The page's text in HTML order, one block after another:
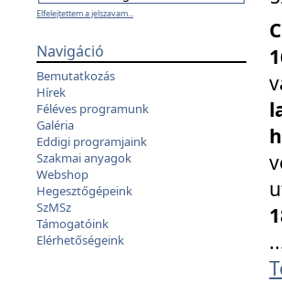
Elfelejtettem a jelszavam...
Navigáció
Bemutatkozás
Hírek
Féléves programunk
Galéria
Eddigi programjaink
Szakmai anyagok
Webshop
Hegesztőgépeink
SzMSz
Támogatóink
Elérhetőségeink